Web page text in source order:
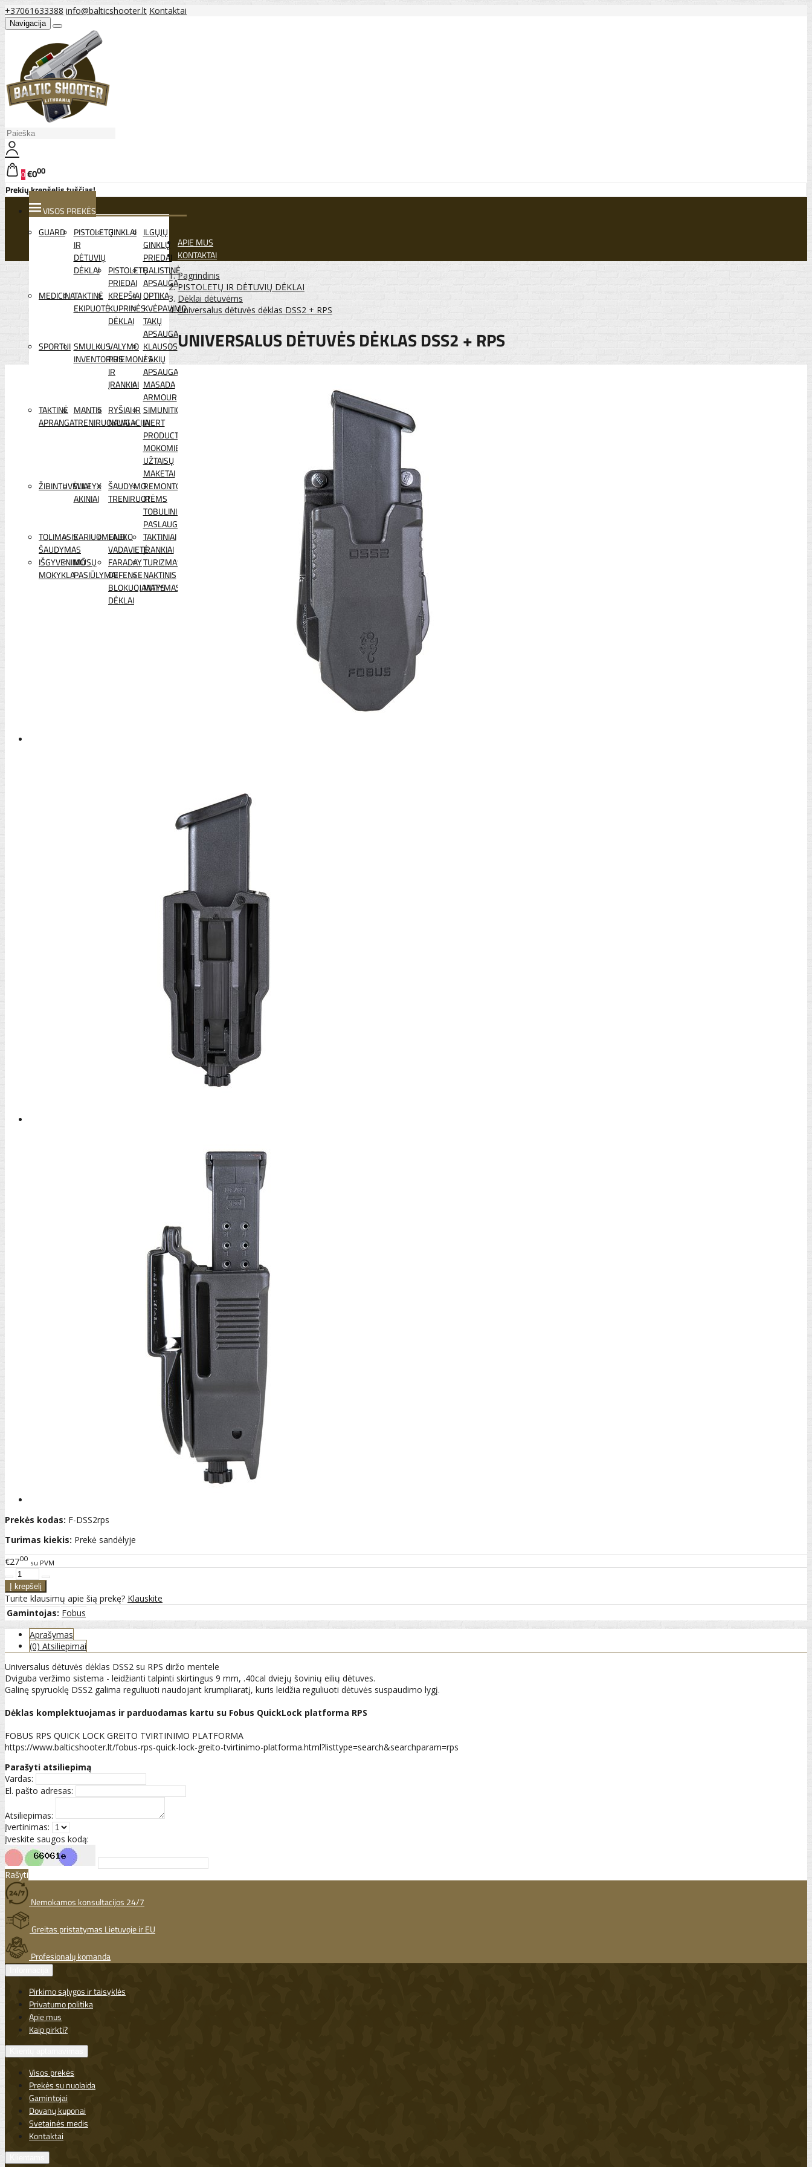
+37061633388 info@balticshooter.lt Kontaktai
Navigacija
0€000
Prekių krepšelis tuščias!
VISOS PREKĖS
GUARD
PISTOLETŲ
IR
DĖTUVIŲ
DĖKLAI
GINKLAI ILGŲJŲ
GINKLŲ
PRIEDAI
PISTOLETŲ
PRIEDAI
BALISTINĖ
APSAUGA
MEDICINATAKTINĖ
EKIPUOTĖ
KREPŠIAI
KUPRINĖS
DĖKLAI
OPTIKA
KVĖPAVIMO
TAKŲ
APSAUGA
SPORTUI SMULKUS
INVENTORIUS
VALYMO
PRIEMONĖS
IR
ĮRANKIAI
KLAUSOS
/ AKIŲ
APSAUGA
MASADA
ARMOUR
TAKTINĖ
APRANGA
MANTIS
TRENIRUOKLIAI
RYŠIAI IR
NAVIGACIJA
SIMUNITION
INERT
PRODUCTS
MOKOMIEJI
UŽTAISŲ
MAKETAI
ŽIBINTUVĖLIAI
WILEYX
AKINIAI
ŠAUDYMO
TRENIRUOTĖMS
REMONTO
IR
TOBULINIMO
PASLAUGOS
TOLIMASIS
ŠAUDYMAS
KARIUOMENEI
LAUKO
VADAVIETĖ
TAKTINIAI
ĮRANKIAI
IŠGYVENIMO
MOKYKLA
MŪSŲ
PASIŪLYMAI
FARADAY
DEFENSE
BLOKUOJANTYS
DĖKLAI
TURIZMAS
NAKTINIS
MATYMAS
APIE MUS
KONTAKTAI
Pagrindinis
PISTOLETŲ IR DĖTUVIŲ DĖKLAI
Dėklai dėtuvėms
Universalus dėtuvės dėklas DSS2 + RPS
UNIVERSALUS DĖTUVĖS DĖKLAS DSS2 + RPS
Prekės kodas: F-DSS2rps
Turimas kiekis: Prekė sandėlyje
€2700 su PVM
Turite klausimų apie šią prekę? Klauskite
Gamintojas: Fobus
Aprašymas
(0) Atsiliepimai
Universalus dėtuvės dėklas DSS2 su RPS diržo mentele
Dviguba veržimo sistema - leidžianti talpinti skirtingus 9 mm, .40cal dviejų šovinių eilių dėtuves.
Galinę spyruoklę DSS2 galima reguliuoti naudojant krumpliaratį, kuris leidžia reguliuoti dėtuvės suspaudimo lygį.
Dėklas komplektuojamas ir parduodamas kartu su Fobus QuickLock platforma RPS
FOBUS RPS QUICK LOCK GREITO TVIRTINIMO PLATFORMA
https://www.balticshooter.lt/fobus-rps-quick-lock-greito-tvirtinimo-platforma.html?listtype=search&searchparam=rps
Parašyti atsiliepimą
Vardas:
El. pašto adresas:
Atsiliepimas:
Įvertinimas:
Įveskite saugos kodą:
Rašyti
Nemokamos konsultacijos 24/7
Greitas pristatymas Lietuvoje ir EU
Profesionalų komanda
Pirkimo sąlygos ir taisyklės
Privatumo politika
Apie mus
Kaip pirkti?
Visos prekės
Prekės su nuolaida
Gamintojai
Dovanų kuponai
Svetainės medis
Kontaktai